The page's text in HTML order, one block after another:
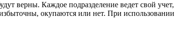
верны. Каждое подразделение ведет свой учет,
окупаются или нет. При использовании